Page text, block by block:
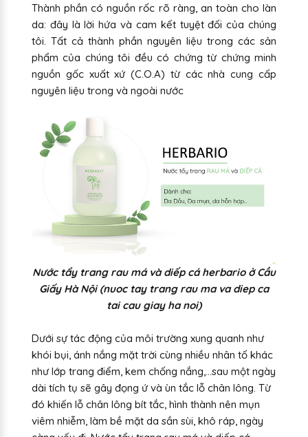
Thành phần có nguồn rốc rõ ràng, an toàn cho làn
da: đây là lời hứa và cam kết tuyệt đối của chúng
tôi. Tất cả thành phần nguyên liệu trong các sản
phẩm của chúng tôi đều có chứng từ chứng minh
nguồn gốc xuất xứ (C.O.A) từ các nhà cung cấp
nguyên liệu trong và ngoài nước
Nước tẩy trang rau má và diếp cá herbario ở Cầu
Giấy Hà Nội (nuoc tay trang rau ma va diep ca
tai cau giay ha noi)
Dưới sự tác động của môi trường xung quanh như
khói bụi, ánh nắng mặt trời cùng nhiều nhân tố khác
như lớp trang điểm, kem chống nắng,…sau một ngày
dài tích tụ sẽ gây đọng ứ và ùn tắc lỗ chân lông. Từ
đó khiến lỗ chân lông bít tắc, hình thành nên mụn
viêm nhiễm, làm bề mặt da sần sùi, khô ráp, ngày